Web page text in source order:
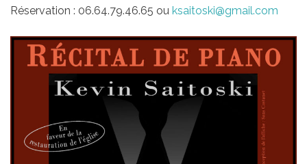
Réservation : 06.64.79.46.65 ou ksaitoski@gmail.com